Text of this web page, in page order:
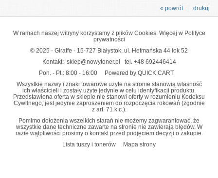
drukuj
« powrót
W ramach naszej witryny korzystamy z plików Cookies. Więcej w Polityce
prywatności
© 2025 - Giraffe - 15-727 Białystok, ul. Hetmańska 44 lok 52
Kontakt: sklep@nowytoner.pl tel. +48 692446414
Pon. - Pt.: 8:00 - 16:00
Powered by QUICK.CART
Wszystkie nazwy i znaki towarowe użyte na stronie stanowią własność
ich właścicieli i zostały użyte jedynie w celu identyfikacji produktu.
Przedstawiona oferta w sklepie nie stanowi oferty w rozumieniu Kodeksu
Cywilnego, jest jedynie zaproszeniem do rozpoczęcia rokowań (zgodnie
z art. 71 k.c.).
Pomimo dołożenia wszelkich starań nie możemy zagwarantować, że
wszystkie dane techniczne zawarte na stronie nie zawierają błędów. W
razie wątpliwości prosimy o kontakt przed podjęciem decyzji o zakupie.
Lista tuszy i tonerów
Mapa strony